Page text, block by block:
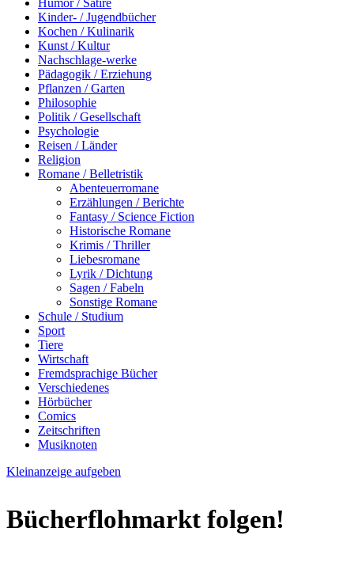
Humor / Satire
Kinder- / Jugendbücher
Kochen / Kulinarik
Kunst / Kultur
Nachschlage-werke
Pädagogik / Erziehung
Pflanzen / Garten
Philosophie
Politik / Gesellschaft
Psychologie
Reisen / Länder
Religion
Romane / Belletristik
Abenteuerromane
Erzählungen / Berichte
Fantasy / Science Fiction
Historische Romane
Krimis / Thriller
Liebesromane
Lyrik / Dichtung
Sagen / Fabeln
Sonstige Romane
Schule / Studium
Sport
Tiere
Wirtschaft
Fremdsprachige Bücher
Verschiedenes
Hörbücher
Comics
Zeitschriften
Musiknoten
Kleinanzeige aufgeben
Bücherflohmarkt folgen!